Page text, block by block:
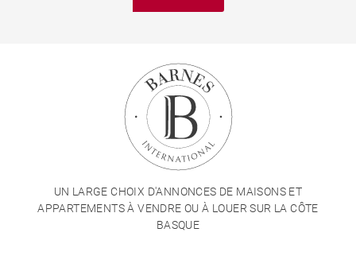
UN LARGE CHOIX D'ANNONCES DE MAISONS ET
APPARTEMENTS À VENDRE OU À LOUER SUR LA CÔTE
BASQUE